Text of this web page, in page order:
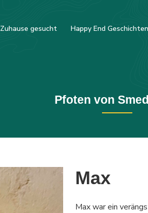
Zuhause gesucht Happy End Geschichten
Pfoten von
Max
Max war ein